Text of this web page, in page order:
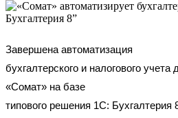
Завершена автоматизация
бухгалтерского и налогового
«Сомат» на базе
типового решения 1С: